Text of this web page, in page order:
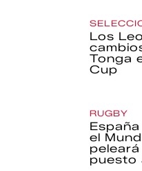
Los
Tonga
Cup
RUGBY
el
puesto